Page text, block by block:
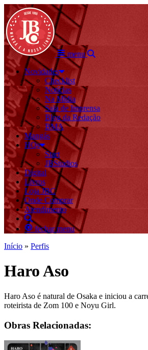
menu
Novidades
Checklist
Notícias
Na Mídia
Sala de Imprensa
Blog da Redação
BMA
Mangás
HQs
Start
JBStudios
Digital
Livros
Loja JBC
Onde Comprar
Atendimento
fechar menu
Início » Perfis
Haro Aso
Haro Aso é natural de Osaka e iniciou a
roteirista de Zom 100 e Noyu Girl.
Obras Relacionadas: